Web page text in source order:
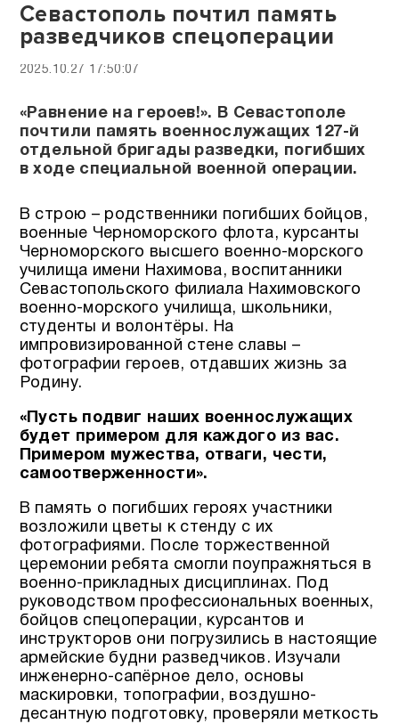
Севастополь почтил память
разведчиков спецоперации
2025.10.27 17:50:07
«Равнение на героев!». В Севастополе
почтили память военнослужащих 127-й
отдельной бригады разведки, погибших
в ходе специальной военной операции.
В строю – родственники погибших бойцов,
военные Черноморского флота, курсанты
Черноморского высшего военно-морского
училища имени Нахимова, воспитанники
Севастопольского филиала Нахимовского
военно-морского училища, школьники,
студенты и волонтёры. На
импровизированной стене славы –
фотографии героев, отдавших жизнь за
Родину.
«Пусть подвиг наших военнослужащих
будет примером для каждого из вас.
Примером мужества, отваги, чести,
самоотверженности».
В память о погибших героях участники
возложили цветы к стенду с их
фотографиями. После торжественной
церемонии ребята смогли поупражняться в
военно-прикладных дисциплинах. Под
руководством профессиональных военных,
бойцов спецоперации, курсантов и
инструкторов они погрузились в настоящие
армейские будни разведчиков. Изучали
инженерно-сапёрное дело, основы
маскировки, топографии, воздушно-
десантную подготовку, проверяли меткость